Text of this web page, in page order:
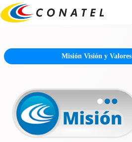
Misión Visión y Valores